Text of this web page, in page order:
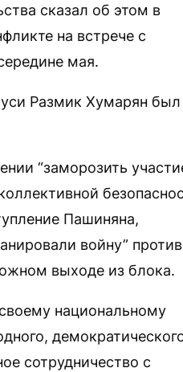
сказал об этом в
на встрече с
мая.
Размик Хумарян был
“заморозить
Пашиняна,
войну” против
выходе из блока.
национальному
сотрудничество с